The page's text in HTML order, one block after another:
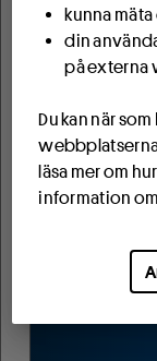
kunna
din
på externa
Du kan när
webbplatserna
läsa mer om
information